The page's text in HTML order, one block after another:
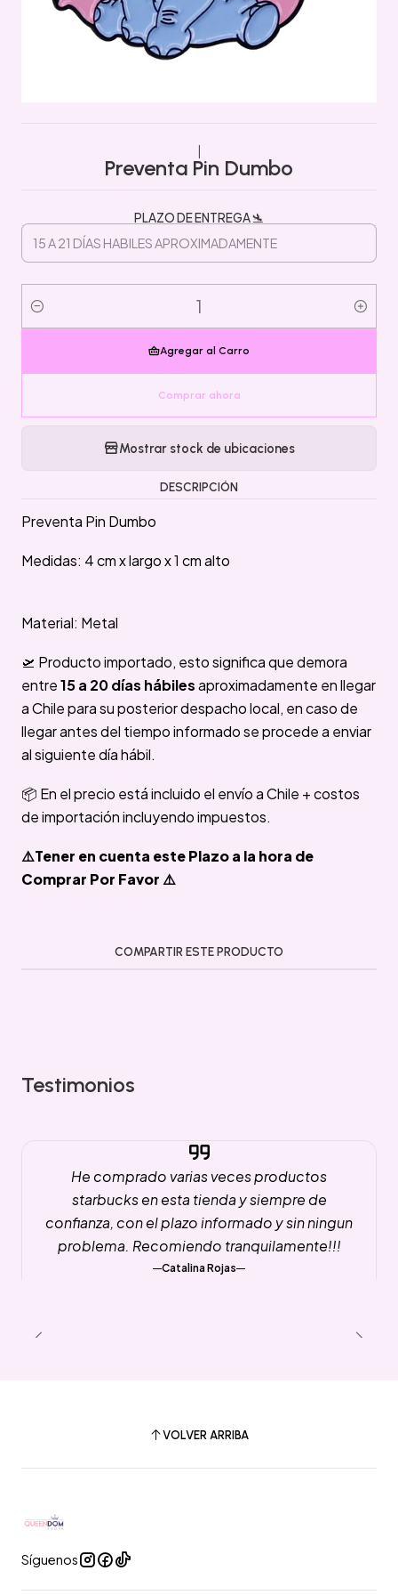
Preventa Pin Dumbo
PLAZO DE ENTREGA 🛬
Cantidad
Agregar al Carro
Comprar ahora
Mostrar stock de ubicaciones
DESCRIPCIÓN
Preventa Pin Dumbo
Medidas: 4 cm x largo x 1 cm alto
Material: Metal
🛫 Producto importado, esto significa que demora
entre15 a 20 días hábilesaproximadamente en llegar
a Chile para su posterior despacho local, en caso de
llegar antes del tiempo informado se procede a enviar
al siguiente día hábil.
📦 En el precio está incluido el envío a Chile + costos
de importación incluyendo impuestos.
⚠️Tener en cuenta este Plazo a la hora de
Comprar Por Favor ⚠️
COMPARTIR ESTE PRODUCTO
Testimonios
He comprado varias veces productos
starbucks en esta tienda y siempre de
confianza, con el plazo informado y sin ningun
problema. Recomiendo tranquilamente!!!
Catalina Rojas
VOLVER ARRIBA
Síguenos